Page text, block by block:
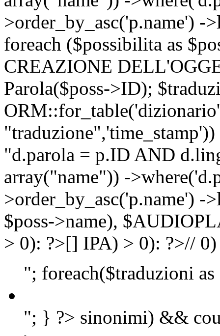
>order_by_asc('p.name')
foreach ($possibilita as
CREAZIONE
Parola($poss->ID);
"d.parola = p.ID AND
array("name")) -
>order_by_asc('p.name')
$poss->name),
> 0): ?>[] IPA) > 0): ?>//
"; foreach($traduzioni
"; } ?> sinonimi) &&